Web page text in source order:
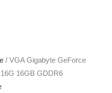
/ VGA Gigabyte GeForce
16GB GDDR6